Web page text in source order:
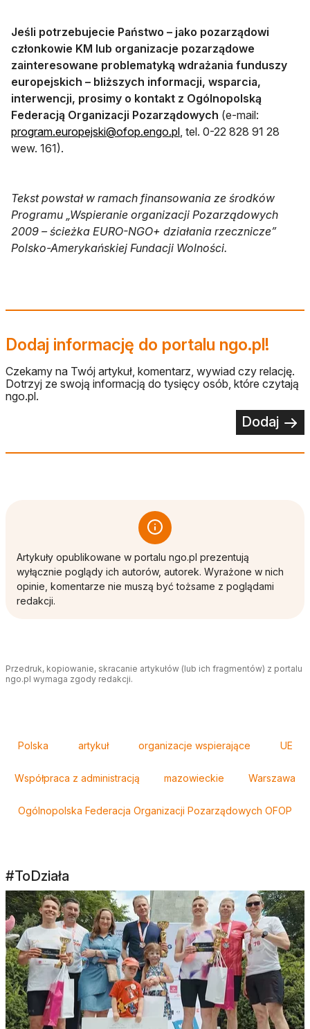
Jeśli potrzebujecie Państwo – jako pozarządowi
członkowie KM lub organizacje pozarządowe
zainteresowane problematyką wdrażania funduszy
europejskich – bliższych informacji, wsparcia,
interwencji, prosimy o kontakt z Ogólnopolską
Federacją Organizacji Pozarządowych (e-mail:
program.europejski@ofop.engo.pl, tel. 0-22 828 91 28
wew. 161).
Tekst powstał w ramach finansowania ze środków
Programu „Wspieranie organizacji Pozarządowych
2009 – ścieżka EURO-NGO+ działania rzecznicze”
Polsko-Amerykańskiej Fundacji Wolności.
Dodaj informację do portalu ngo.pl!
Czekamy na Twój artykuł, komentarz, wywiad czy relację.
Dotrzyj ze swoją informacją do tysięcy osób, które czytają
ngo.pl.
Dodaj
Artykuły opublikowane w portalu ngo.pl prezentują
wyłącznie poglądy ich autorów, autorek. Wyrażone w nich
opinie, komentarze nie muszą być tożsame z poglądami
redakcji.
Przedruk, kopiowanie, skracanie artykułów (lub ich fragmentów) z portalu
ngo.pl wymaga zgody redakcji.
Polska artykuł organizacje wspierające UE
Współpraca z administracją mazowieckie Warszawa
Ogólnopolska Federacja Organizacji Pozarządowych OFOP
#ToDziała